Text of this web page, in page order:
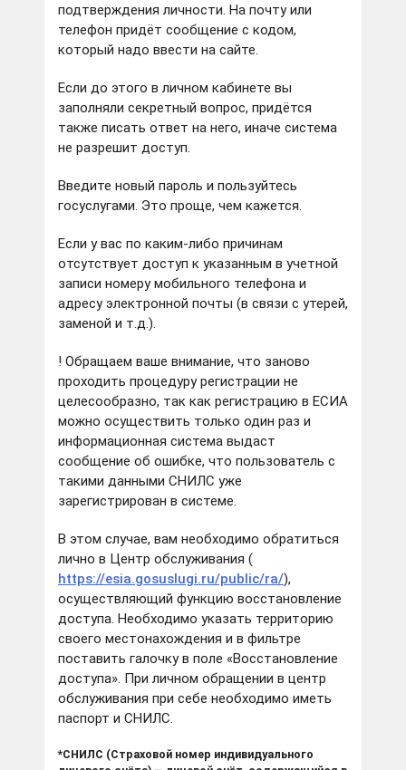
подтверждения личности. На почту или
телефон придёт сообщение с кодом,
который надо ввести на сайте.
Если до этого в личном кабинете вы
заполняли секретный вопрос, придётся
также писать ответ на него, иначе система
не разрешит доступ.
Введите новый пароль и пользуйтесь
госуслугами. Это проще, чем кажется.
Если у вас по каким-либо причинам
отсутствует доступ к указанным в учетной
записи номеру мобильного телефона и
адресу электронной почты (в связи с утерей,
заменой и т.д.).
! Обращаем ваше внимание, что заново
проходить процедуру регистрации не
целесообразно, так как регистрацию в ЕСИА
можно осуществить только один раз и
информационная система выдаст
сообщение об ошибке, что пользователь с
такими данными СНИЛС уже
зарегистрирован в системе.
В этом случае, вам необходимо обратиться
лично в Центр обслуживания (
https://esia.gosuslugi.ru/public/ra/),
осуществляющий функцию восстановление
доступа. Необходимо указать территорию
своего местонахождения и в фильтре
поставить галочку в поле «Восстановление
доступа». При личном обращении в центр
обслуживания при себе необходимо иметь
паспорт и СНИЛС.
*СНИЛС (Страховой номер индивидуального